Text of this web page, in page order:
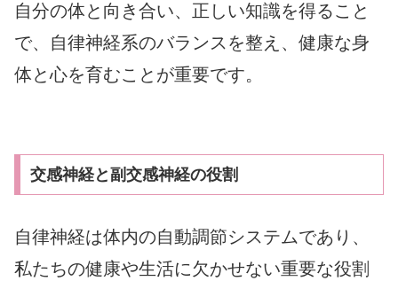
自分の体と向き合い、正しい知識を得ること
で、自律神経系のバランスを整え、健康な身
体と心を育むことが重要です。
交感神経と副交感神経の役割
自律神経は体内の自動調節システムであり、
私たちの健康や生活に欠かせない重要な役割